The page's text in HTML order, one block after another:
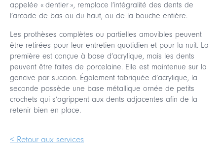
appelée « dentier », remplace l’intégralité des dents de
l’arcade de bas ou du haut, ou de la bouche entière.
Les prothèses complètes ou partielles amovibles peuvent
être retirées pour leur entretien quotidien et pour la nuit. La
première est conçue à base d’acrylique, mais les dents
peuvent être faites de porcelaine. Elle est maintenue sur la
gencive par succion. Également fabriquée d’acrylique, la
seconde possède une base métallique ornée de petits
crochets qui s’agrippent aux dents adjacentes afin de la
retenir bien en place.
< Retour aux services